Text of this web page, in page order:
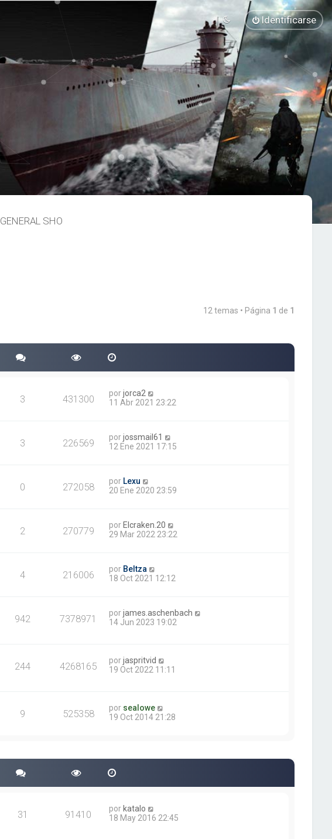
Identificarse
GENERAL SHO
12 temas • Página 1 de 1
3 431300 porjorca2
11 Abr 2021 23:22
3 226569 porjossmail61
12 Ene 2021 17:15
0 272058 por Lexu
20 Ene 2020 23:59
2 270779 por Elcraken.20
29 Mar 2022 23:22
4 216006 por Beltza
18 Oct 2021 12:12
942 7378971 porjames.aschenbach
14 Jun 2023 19:02
244 4268165 porjaspritvid
19 Oct 2022 11:11
9 525358 por sealowe
19 Oct 2014 21:28
31 91410 por katalo
18 May 2016 22:45